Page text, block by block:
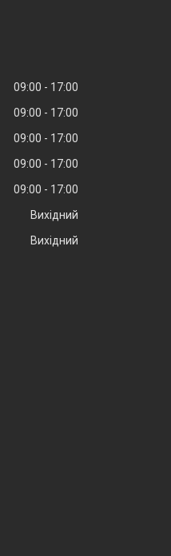
09:00
17:00
09:00
17:00
09:00
17:00
09:00
17:00
09:00
17:00
Вихідний
Вихідний